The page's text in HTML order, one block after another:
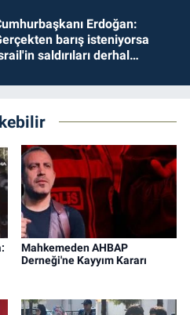
Erdoğan:
barış isteniyorsa
saldırıları derhal
Mahkemeden AHBAP
Derneği'ne Kayyım Kararı